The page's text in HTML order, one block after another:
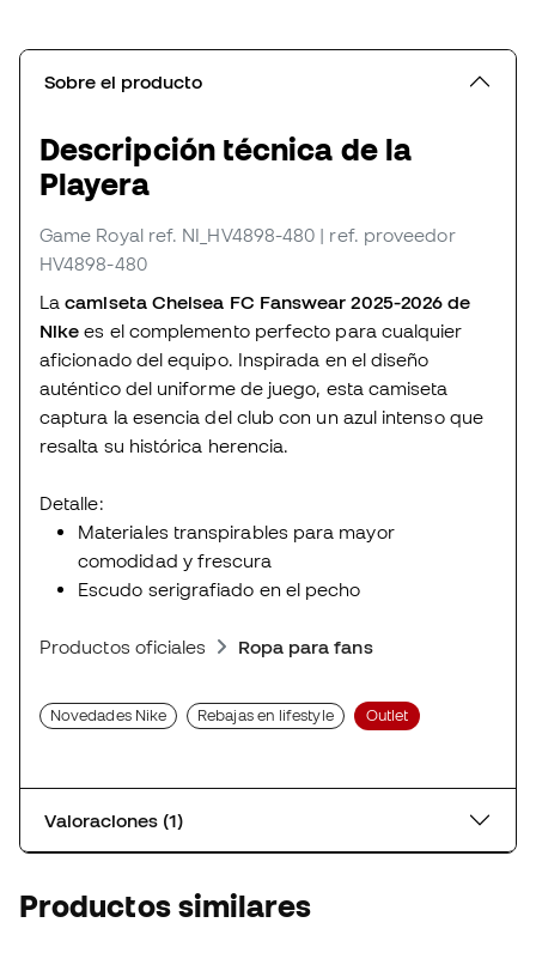
Sobre el producto
Descripción técnica de la
Playera
Game Royal ref. NI_HV4898-480 | ref. proveedor
HV4898-480
La camiseta Chelsea FC Fanswear 2025-2026 de
Nike es el complemento perfecto para cualquier
aficionado del equipo. Inspirada en el diseño
auténtico del uniforme de juego, esta camiseta
captura la esencia del club con un azul intenso que
resalta su histórica herencia.
Detalle:
Materiales transpirables para mayor
comodidad y frescura
Escudo serigrafiado en el pecho
Productos oficiales Ropa para fans
Novedades Nike Rebajas en lifestyle Outlet
Valoraciones (1)
Productos similares